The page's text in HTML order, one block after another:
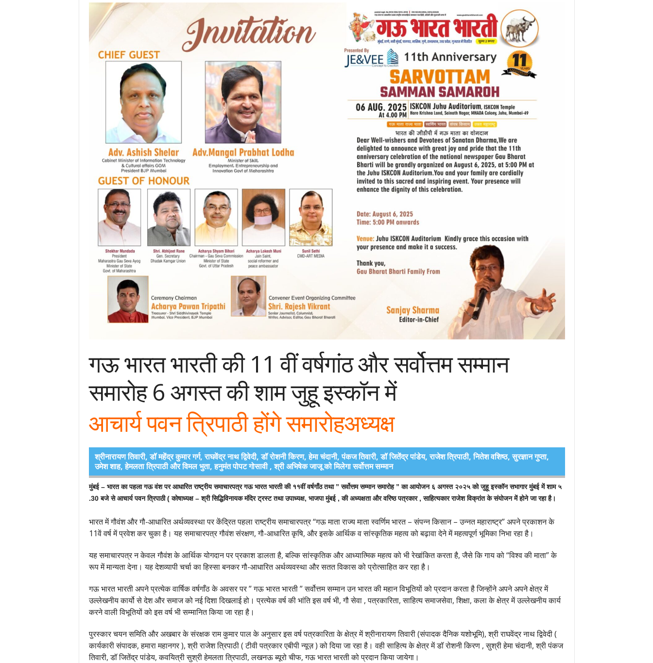
गऊ भारत भारती की 11 वीं वर्षगांठ और सर्वोत्तम सम्मान
समारोह 6 अगस्त की शाम जुहू इस्कॉन में
आचार्य पवन त्रिपाठी होंगे समारोहअध्यक्ष
श्रीनारायण तिवारी, डॉ महेंद्र कुमार गर्ग, राघवेंद्र नाथ द्विवेदी, डॉ रोशनी किरण, हेमा चंदानी, पंकज तिवारी, डॉ जितेंद्र पांडेय, राजेश त्रिपाठी, नितेश वशिष्ठ, सुरज्ञान गुप्ता,
उमेश शाह, हेमलता त्रिपाठी और विमल भुता, हनुमंत पोपट गोसावी , श्री अभिषेक जाजू को मिलेगा सर्वोत्तम सम्मान
मुंबई – भारत का पहला गऊ वंश पर आधारित राष्ट्रीय समाचारपत्र गऊ भारत भारती की ११वीं वर्षगाँठ तथा ” सर्वोत्तम सम्मान समारोह ” का आयोजन ६ अगस्त २०२५ को जुहू इस्कॉन सभागार मुंबई में शाम ५
.30 बजे से आचार्य पवन त्रिपाठी ( कोषाध्यक्ष – श्री सिद्धिविनायक मंदिर ट्रस्ट तथा उपाध्यक्ष, भाजपा मुंबई , की अध्यक्षता और वरिष्ठ पत्रकार , साहित्यकार राजेश विक्रांत के संयोजन में होने जा रहा है।
भारत में गौवंश और गौ-आधारित अर्थव्यवस्था पर केंद्रित पहला राष्ट्रीय समाचारपत्र “गऊ माता राज्य माता स्वर्णिम भारत – संपन्न किसान – उन्नत महाराष्ट्र” अपने प्रकाशन के
11वें वर्ष में प्रवेश कर चुका है। यह समाचारपत्र गौवंश संरक्षण, गौ-आधारित कृषि, और इसके आर्थिक व सांस्कृतिक महत्व को बढ़ावा देने में महत्वपूर्ण भूमिका निभा रहा है।
यह समाचारपत्र न केवल गौवंश के आर्थिक योगदान पर प्रकाश डालता है, बल्कि सांस्कृतिक और आध्यात्मिक महत्व को भी रेखांकित करता है, जैसे कि गाय को “विश्व की माता” के
रूप में मान्यता देना। यह देशव्यापी चर्चा का हिस्सा बनकर गौ-आधारित अर्थव्यवस्था और सतत विकास को प्रोत्साहित कर रहा है।
गऊ भारत भारती अपने प्रत्येक वार्षिक वर्षगाँठ के अवसर पर ” गऊ भारत भारती ” सर्वोत्तम सम्मान उन भारत की महान विभूतियों को प्रदान करता है जिन्होंने अपने अपने क्षेत्र में
उल्लेखनीय कार्यो से देश और समाज को नई दिशा दिखलाई हो। प्रत्येक वर्ष की भांति इस वर्ष भी, गौ सेवा , पत्रकारिता, साहित्य समाजसेवा, शिक्षा, कला के क्षेत्र में उल्लेखनीय कार्य
करने वाली विभूतियों को इस वर्ष भी सम्मानित किया जा रहा है।
पुरस्कार चयन समिति और अखबार के संरक्षक राम कुमार पाल के अनुसार इस वर्ष पत्रकारिता के क्षेत्र में श्रीनारायण तिवारी (संपादक दैनिक यशोभूमि), श्री राघवेंद्र नाथ द्विवेदी (
कार्यकारी संपादक, हमारा महानगर ), श्री राजेश त्रिपाठी ( टीवी पत्रकार एबीपी न्यूज़ ) को दिया जा रहा है। वही साहित्य के क्षेत्र में डॉ रोशनी किरण , सुश्री हेमा चंदानी, श्री पंकज
तिवारी, डॉ जितेंद्र पांडेय, कवयित्री सुश्री हेमलता त्रिपाठी, लखनऊ ब्यूरो चीफ, गऊ भारत भारती को प्रदान किया जायेगा।